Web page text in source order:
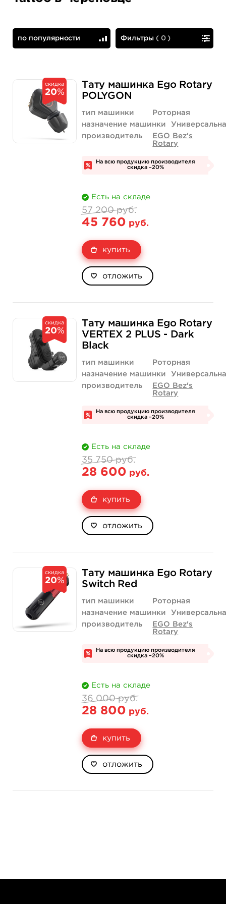
Фильтры (0 )
по популярности
скидка
20%
Тату машинка Ego Rotary
POLYGON
тип машинки
Роторная
назначение машинки
производитель
EGO Bez's
Rotary
На всю продукцию производителя
скидка –20%
Есть на складе
57 200 руб.
45 760 руб.
купить
отложить
скидка
20%
Тату машинка Ego Rotary
VERTEX 2 PLUS - Dark
Black
тип машинки
Роторная
назначение машинки
производитель
EGO Bez's
Rotary
На всю продукцию производителя
скидка –20%
Есть на складе
35 750 руб.
28 600 руб.
купить
отложить
скидка
20%
Тату машинка Ego Rotary
Switch Red
тип машинки
Роторная
назначение машинки
производитель
EGO Bez's
Rotary
На всю продукцию производителя
скидка –20%
Есть на складе
36 000 руб.
28 800 руб.
купить
отложить